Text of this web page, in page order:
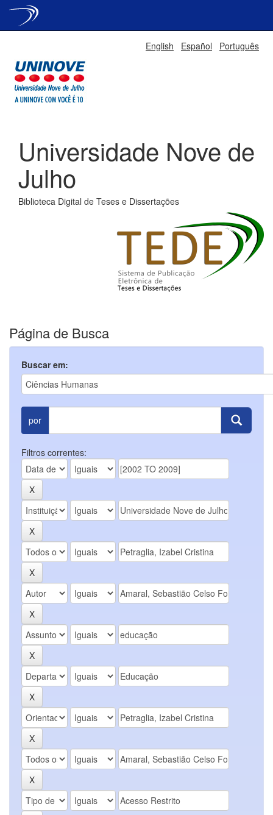
English Español Português
Universidade Nove de
Julho
Biblioteca Digital de Teses e Dissertações
Página de Busca
Buscar em:
por
Filtros correntes: